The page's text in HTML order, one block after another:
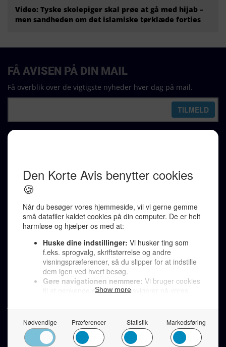
Video: Tyske skolepiger skal prøe at gå med hijab –
men sandheden om det islamiske tørklæde forties
Karen Jespersen
Redaktionen kontaktes via mail til
redaktion@denkorteavis.dk
Telefonsvarer 20 30 10 96
Von Ostensgade 22, 2791 Dragør
LINKS
Tidligere aviser >
Støt Den Korte Avis >
Send et læserbrev >
Privatlivspolitik >
FÅ AVISEN PÅ DIN MAIL
Få overblik over de vigtigste nyheder hver dag på mail.